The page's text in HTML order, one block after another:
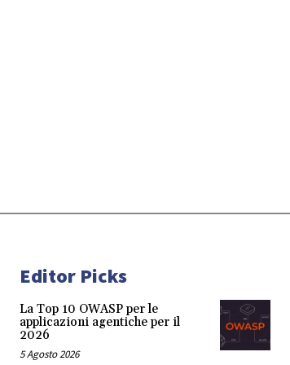
Editor Picks
La Top 10 OWASP per le
applicazioni agentiche per il
2026
5 Agosto 2026